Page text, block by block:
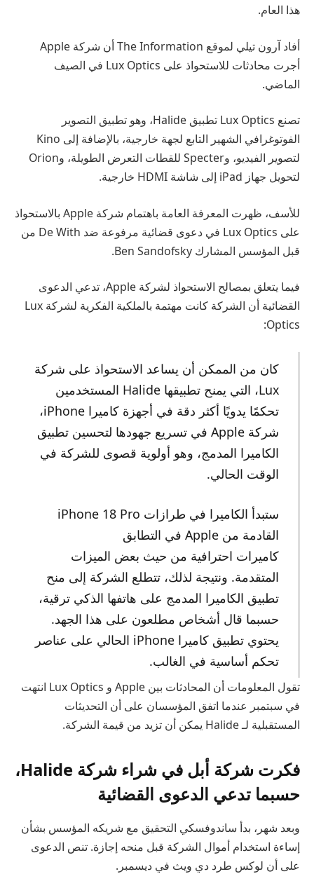
هذا العام.
أفاد آرون تيلي لموقع The Information أن شركة Apple
أجرت محادثات للاستحواذ على Lux Optics في الصيف
الماضي.
تصنع Lux Optics تطبيق Halide، وهو تطبيق التصوير
الفوتوغرافي الشهير التابع لجهة خارجية، بالإضافة إلى Kino
لتصوير الفيديو، وSpecter للقطات التعرض الطويلة، وOrion
لتحويل جهاز iPad إلى شاشة HDMI خارجية.
للأسف، ظهرت المعرفة العامة باهتمام شركة Apple بالاستحواذ
على Lux Optics في دعوى قضائية مرفوعة ضد De With من
قبل المؤسس المشارك Ben Sandofsky.
فيما يتعلق بمصالح الاستحواذ لشركة Apple، تدعي الدعوى
القضائية أن الشركة كانت مهتمة بالملكية الفكرية لشركة Lux
Optics:
كان من الممكن أن يساعد الاستحواذ على شركة
Lux، التي يمنح تطبيقها Halide المستخدمين
تحكمًا يدويًا أكثر دقة في أجهزة كاميرا iPhone،
شركة Apple في تسريع جهودها لتحسين تطبيق
الكاميرا المدمج، وهو أولوية قصوى للشركة في
الوقت الحالي.
ستبدأ الكاميرا في طرازات iPhone 18 Pro
القادمة من Apple في التطابق
كاميرات احترافية من حيث بعض الميزات
المتقدمة. ونتيجة لذلك، تتطلع الشركة إلى منح
تطبيق الكاميرا المدمج على هاتفها الذكي ترقية،
حسبما قال أشخاص مطلعون على هذا الجهد.
يحتوي تطبيق كاميرا iPhone الحالي على عناصر
تحكم أساسية في الغالب.
تقول المعلومات أن المحادثات بين Apple و Lux Optics انتهت
في سبتمبر عندما اتفق المؤسسان على أن التحديثات
المستقبلية لـ Halide يمكن أن تزيد من قيمة الشركة.
فكرت شركة أبل في شراء شركة Halide،
حسبما تدعي الدعوى القضائية
وبعد شهر، بدأ ساندوفسكي التحقيق مع شريكه المؤسس بشأن
إساءة استخدام أموال الشركة قبل منحه إجازة. تنص الدعوى
على أن لوكس طرد دي ويث في ديسمبر.